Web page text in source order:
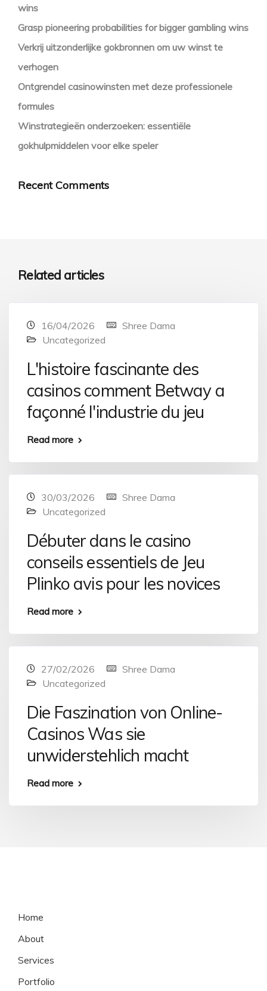
wins
Grasp pioneering probabilities for bigger gambling wins
Verkrij uitzonderlijke gokbronnen om uw winst te
verhogen
Ontgrendel casinowinsten met deze professionele
formules
Winstrategieën onderzoeken: essentiële
gokhulpmiddelen voor elke speler
Recent Comments
Related articles
16/04/2026
Shree Dama
Uncategorized
L'histoire fascinante des
casinos comment Betway a
façonné l'industrie du jeu
Read more
30/03/2026
Shree Dama
Uncategorized
Débuter dans le casino
conseils essentiels de Jeu
Plinko avis pour les novices
Read more
27/02/2026
Shree Dama
Uncategorized
Die Faszination von Online-
Casinos Was sie
unwiderstehlich macht
Read more
Home
About
Services
Portfolio